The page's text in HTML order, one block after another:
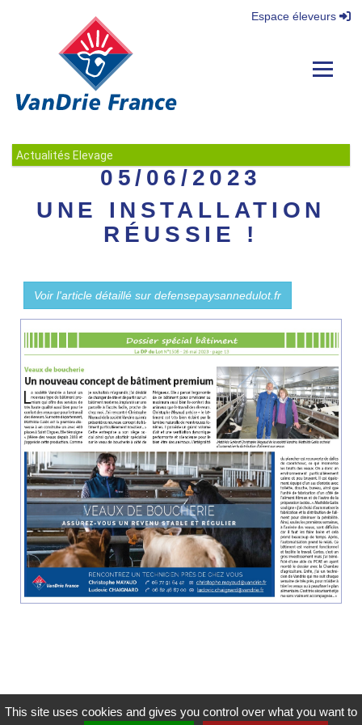
Espace éleveurs
Actualités Elevage
05/06/2023
UNE INSTALLATION
RÉUSSIE !
Voir l'article détaillé sur defensepaysannedulot.fr
This site uses cookies and gives you control over what you want to